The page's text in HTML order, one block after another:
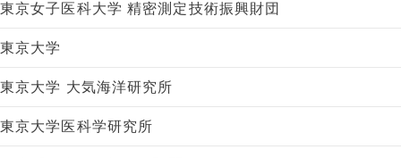
東京女子医科大学 精密測定技術振興財団
東京大学
東京大学 大気海洋研究所
東京大学医科学研究所